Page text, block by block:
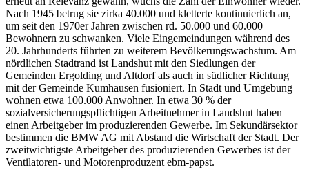
Nach 1945 betrug sie zirka 40.000 und kletterte kontinuierlich an,
um seit den 1970er Jahren zwischen rd. 50.000 und 60.000
Bewohnern zu schwanken. Viele Eingemeindungen während des
20. Jahrhunderts führten zu weiterem Bevölkerungswachstum. Am
nördlichen Stadtrand ist Landshut mit den Siedlungen der
Gemeinden Ergolding und Altdorf als auch in südlicher Richtung
mit der Gemeinde Kumhausen fusioniert. In Stadt und Umgebung
wohnen etwa 100.000 Anwohner. In etwa 30 % der
sozialversicherungspflichtigen Arbeitnehmer in Landshut haben
einen Arbeitgeber im produzierenden Gewerbe. Im Sekundärsektor
bestimmen die BMW AG mit Abstand die Wirtschaft der Stadt. Der
zweitwichtigste Arbeitgeber des produzierenden Gewerbes ist der
Ventilatoren- und Motorenproduzent ebm-papst.